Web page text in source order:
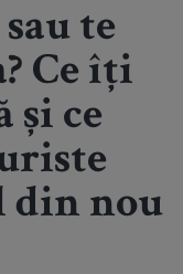
te
Ce îți
și ce
din nou